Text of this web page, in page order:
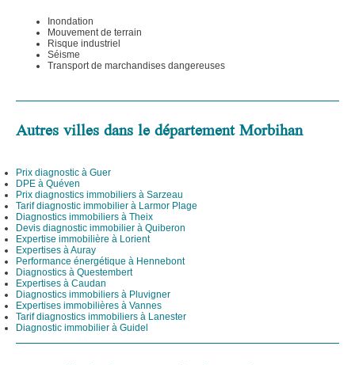
Inondation
Mouvement de terrain
Risque industriel
Séisme
Transport de marchandises dangereuses
Autres villes dans le département Morbihan
Prix diagnostic à Guer
DPE à Quéven
Prix diagnostics immobiliers à Sarzeau
Tarif diagnostic immobilier à Larmor Plage
Diagnostics immobiliers à Theix
Devis diagnostic immobilier à Quiberon
Expertise immobilière à Lorient
Expertises à Auray
Performance énergétique à Hennebont
Diagnostics à Questembert
Expertises à Caudan
Diagnostics immobiliers à Pluvigner
Expertises immobilières à Vannes
Tarif diagnostics immobiliers à Lanester
Diagnostic immobilier à Guidel